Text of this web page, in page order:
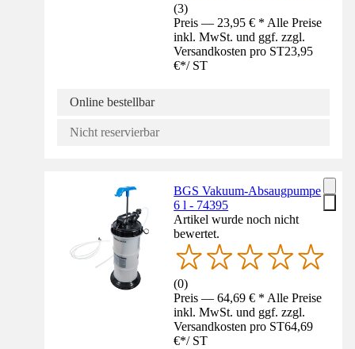
(3)
Preis — 23,95 € * Alle Preise
inkl. MwSt. und ggf. zzgl.
Versandkosten pro ST23,95
€*/ ST
Online bestellbar
Nicht reservierbar
BGS Vakuum-Absaugpumpe
6 l - 74395
Artikel wurde noch nicht
bewertet.
(0)
Preis — 64,69 € * Alle Preise
inkl. MwSt. und ggf. zzgl.
Versandkosten pro ST64,69
€*/ ST